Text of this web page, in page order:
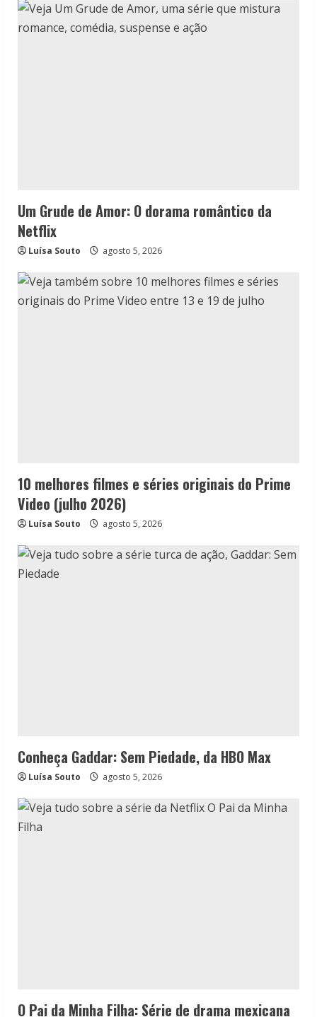
Um Grude de Amor: O dorama romântico da
Netflix
Luísa Souto agosto 5, 2026
10 melhores filmes e séries originais do Prime
Video (julho 2026)
Luísa Souto agosto 5, 2026
Conheça Gaddar: Sem Piedade, da HBO Max
Luísa Souto agosto 5, 2026
O Pai da Minha Filha: Série de drama mexicana